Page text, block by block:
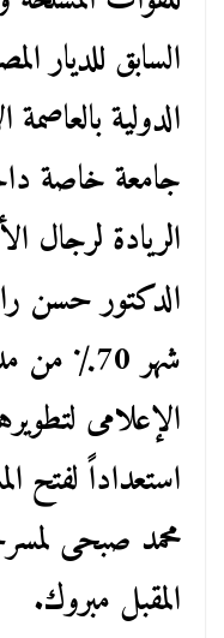
السابق للديار
الدولية
جامعة خاصة
الريادة لرجال
الدكتور حسن
شهر 70٪
الإعلامى
استعداداً لفتح
محمد صبحى
المقبل مبروك.